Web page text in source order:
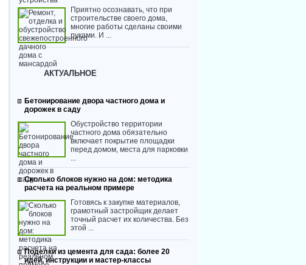
Приятно осознавать, что при
строительстве своего дома,
многие работы сделаны своими
руками. И ...
АКТУАЛЬНОЕ
Бетонирование двора частного дома и
дорожек в саду
Обустройство территории
частного дома обязательно
включает покрытие площадки
перед домом, места для парковки
...
Сколько блоков нужно на дом: методика
расчета на реальном примере
Готовясь к закупке материалов,
грамотный застройщик делает
точный расчет их количества. Без
этой ...
Поделки из цемента для сада: более 20
идей, инструкции и мастер-классы